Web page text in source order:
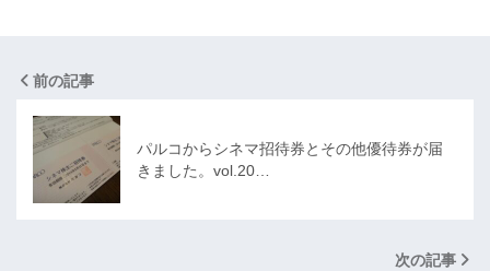
前の記事
パルコからシネマ招待券とその他優待券が届
きました。vol.20…
次の記事